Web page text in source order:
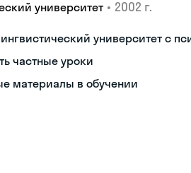
университет • 2002 г.
университет с
частные уроки
материалы в обучении